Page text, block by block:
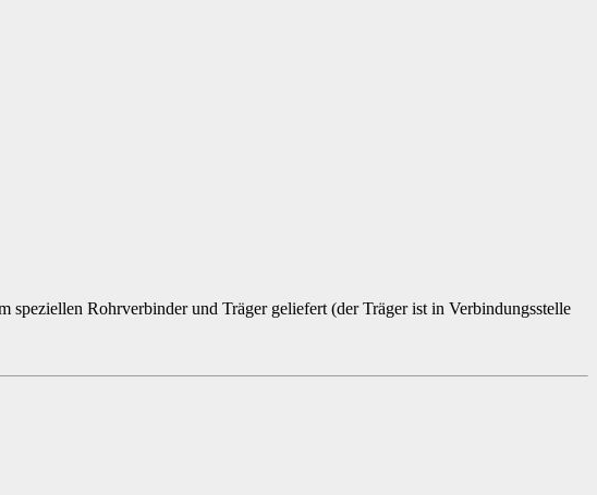
Rohrverbinder und Träger geliefert (der Träger ist in Verbindungsstelle